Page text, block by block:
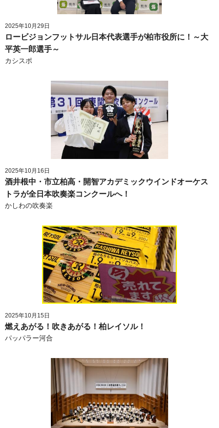
2025年10月29日
ロービジョンフットサル日本代表選手が柏市役所に！～大
平英一郎選手～
カシスポ
2025年10月16日
酒井根中・市立柏高・開智アカデミックウインドオーケス
トラが全日本吹奏楽コンクールへ！
かしわの吹奏楽
2025年10月15日
燃えあがる！吹きあがる！柏レイソル！
パッパラー河合